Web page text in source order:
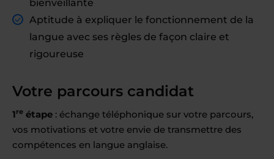
bienveillante
Aptitude à expliquer le fonctionnement de la
langue avec ses règles de façon claire et
rigoureuse
Votre parcours candidat
1re étape : échange téléphonique sur votre parcours,
vos motivations et votre envie de transmettre des
compétences en langue anglaise.